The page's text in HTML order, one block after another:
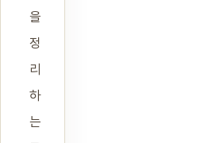
을
정
리
하
는